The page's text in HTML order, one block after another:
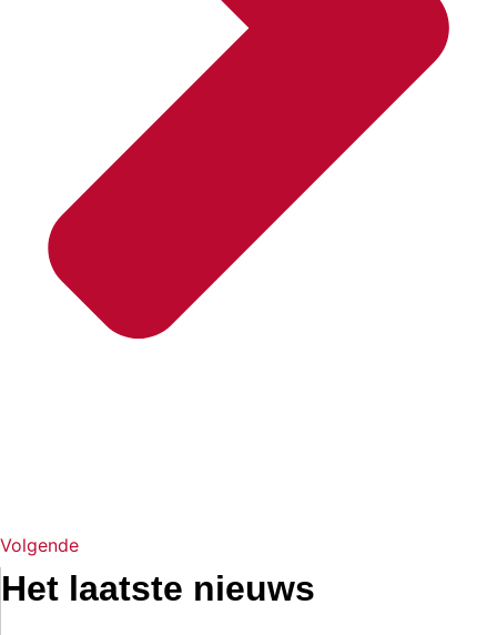
Volgende
Het laatste nieuws